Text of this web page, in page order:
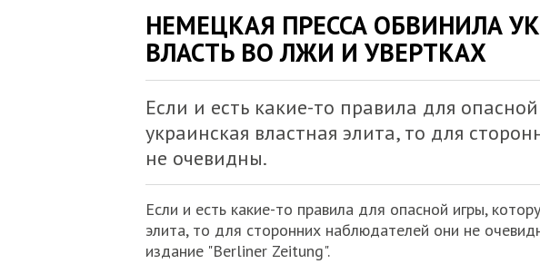
НЕМЕЦКАЯ ПРЕССА ОБВИНИЛА
ВЛАСТЬ ВО ЛЖИ И УВЕРТКАХ
Если и есть какие-то правила для
украинская властная элита, то для
не очевидны.
Если и есть какие-то правила для опасной игры,
элита, то для сторонних наблюдателей они не
издание "Berliner Zeitung".